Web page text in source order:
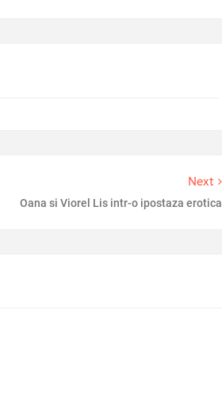
Next
Oana si Viorel Lis intr-o ipostaza erotica